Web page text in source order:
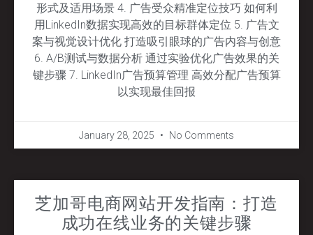
形式及适用场景 4. 广告受众精准定位技巧 如何利
用LinkedIn数据实现高效的目标群体定位 5. 广告文
案与视觉设计优化 打造吸引眼球的广告内容与创意
6. A/B测试与数据分析 通过实验优化广告效果的关
键步骤 7. LinkedIn广告预算管理 高效分配广告预算
以实现最佳回报
January 28, 2025 No Comments
芝加哥电商网站开发指南：打造
成功在线业务的关键步骤